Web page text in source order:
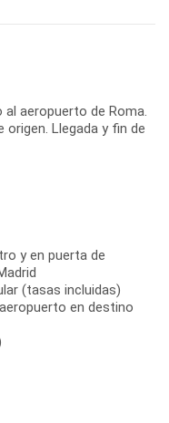
al aeropuerto de Roma.
Llegada y fin de
y en puerta de
(tasas incluidas)
en destino